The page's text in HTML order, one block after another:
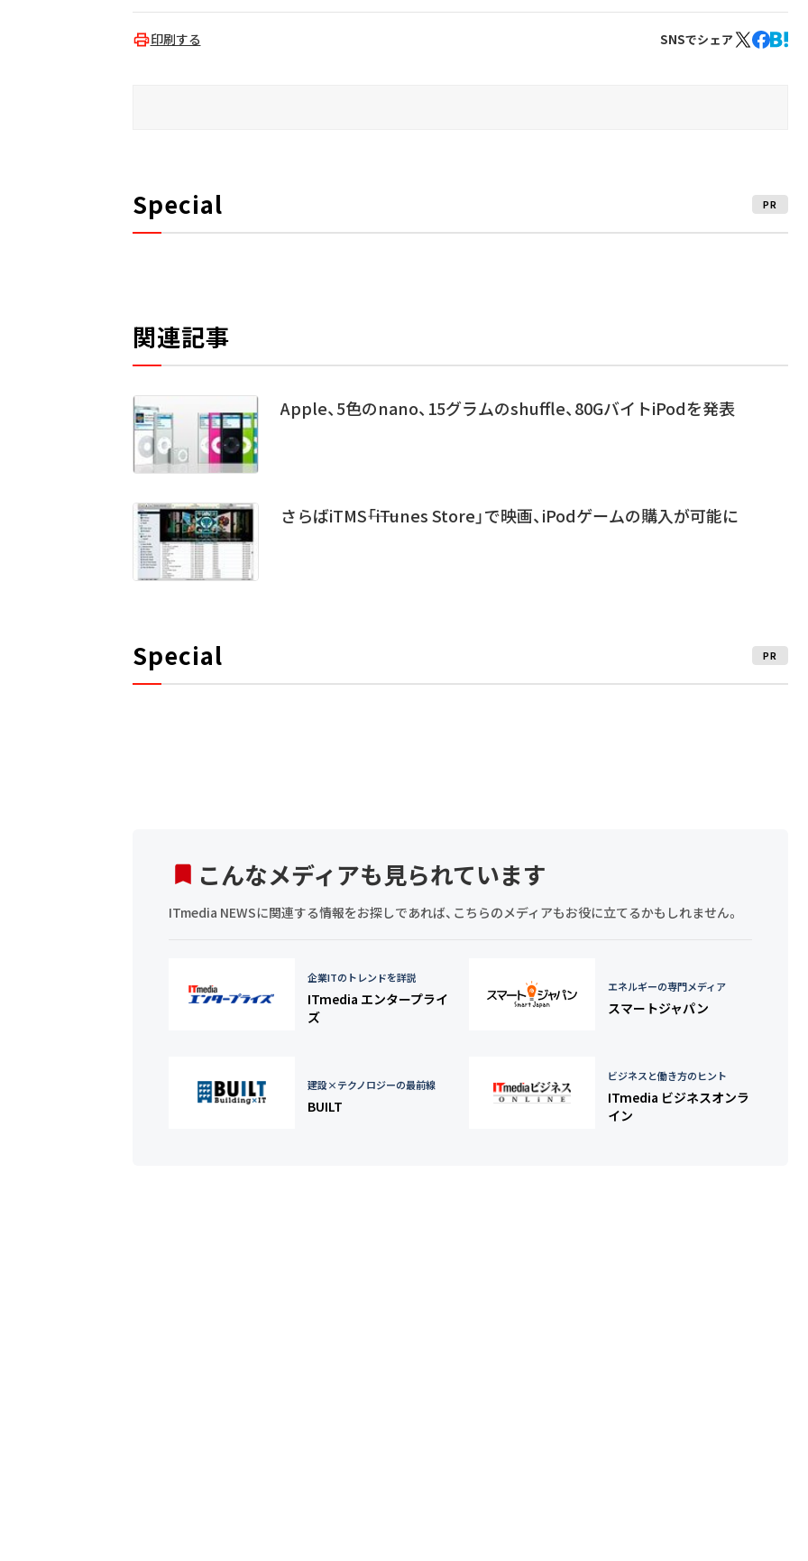
印刷する SNSでシェア
Special PR
関連記事
Apple、5色のnano、15グラムのshuffle、80GバイトiPodを発表
さらばiTMS――「iTunes Store」で映画、iPodゲームの購入が可能に
Special PR
こんなメディアも見られています
ITmedia NEWSに関連する情報をお探しであれば、こちらのメディアもお役に立てるかもしれません。
企業ITのトレンドを詳説
ITmedia エンタープライ
ズ
エネルギーの専門メディア
スマートジャパン
建設×テクノロジーの最前線
BUILT
ビジネスと働き方のヒント
ITmedia ビジネスオンラ
イン